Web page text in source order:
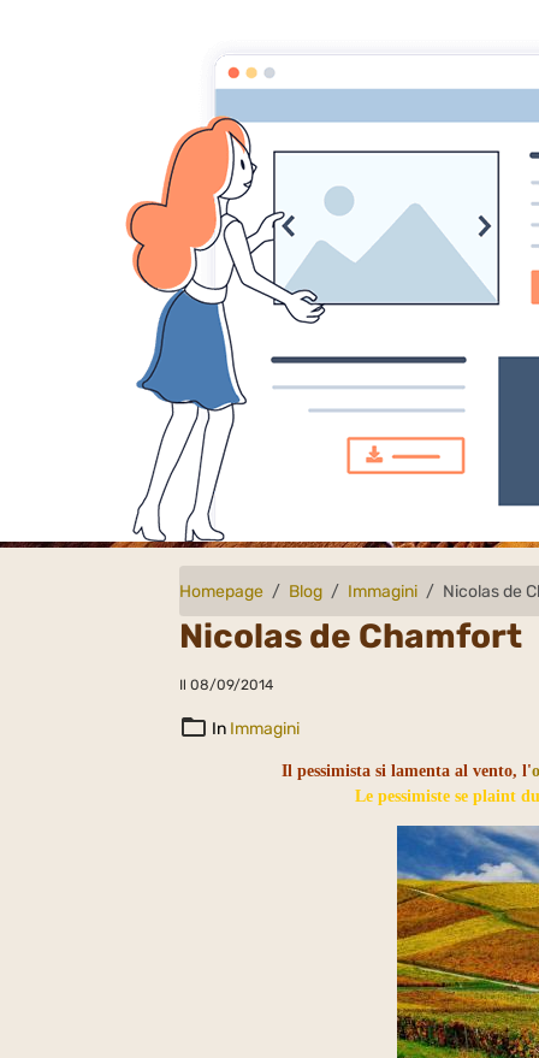
Homepage Blog Immagini Nicolas de
Nicolas de Chamfort
Il 08/09/2014
In Immagini
Il pessimista si lamenta al vento, l'
Le pessimiste se plaint